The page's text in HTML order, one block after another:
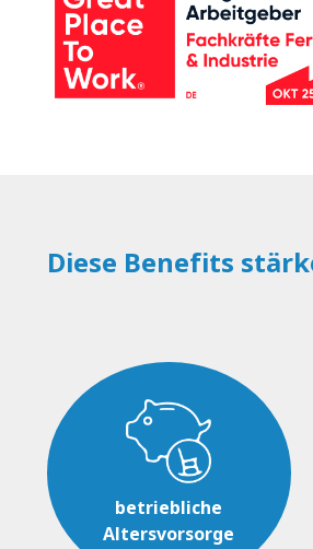
Diese Benefits
betriebliche
Altersvorsorge